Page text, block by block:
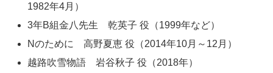
1982年4月）
3年B組金八先生 乾英子 役（1999年など）
Nのために 高野夏恵 役（2014年10月～12月）
越路吹雪物語 岩谷秋子 役（2018年）